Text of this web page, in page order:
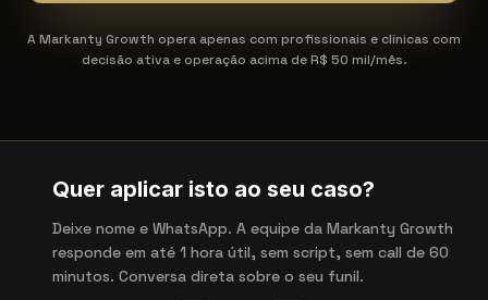
A Markanty Growth opera apenas com profissionais e clínicas com
decisão ativa e operação acima de R$ 50 mil/mês.
Quer aplicar isto ao seu caso?
Deixe nome e WhatsApp. A equipe da Markanty Growth
responde em até 1 hora útil, sem script, sem call de 60
minutos. Conversa direta sobre o seu funil.